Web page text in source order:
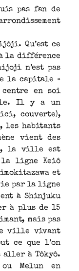
pas fan de
Qu’est ce
la différence
n’est pas
la capitale «
centre en soi
Il y a un
ici, couverte),
les habitants
vient des
la ville est
la ligne Keiô
et
par la ligne
à Shinjuku
à plus de 15
mais pas
ville vivant
ce que l’on
aller à Tôkyô.
ou Melun en